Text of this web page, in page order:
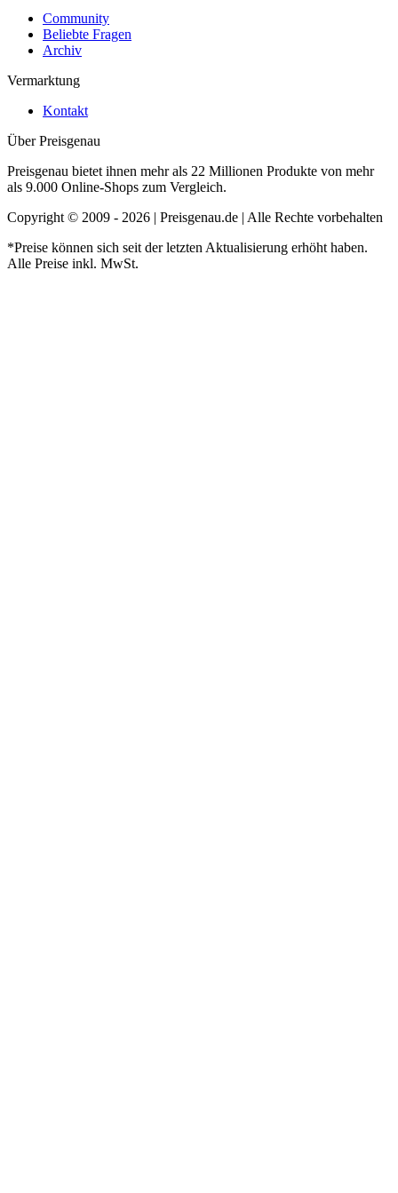
Community
Beliebte Fragen
Archiv
Vermarktung
Kontakt
Über Preisgenau
Preisgenau bietet ihnen mehr als 22 Millionen Produkte von mehr
als 9.000 Online-Shops zum Vergleich.
Copyright © 2009 - 2026 | Preisgenau.de | Alle Rechte vorbehalten
*Preise können sich seit der letzten Aktualisierung erhöht haben.
Alle Preise inkl. MwSt.